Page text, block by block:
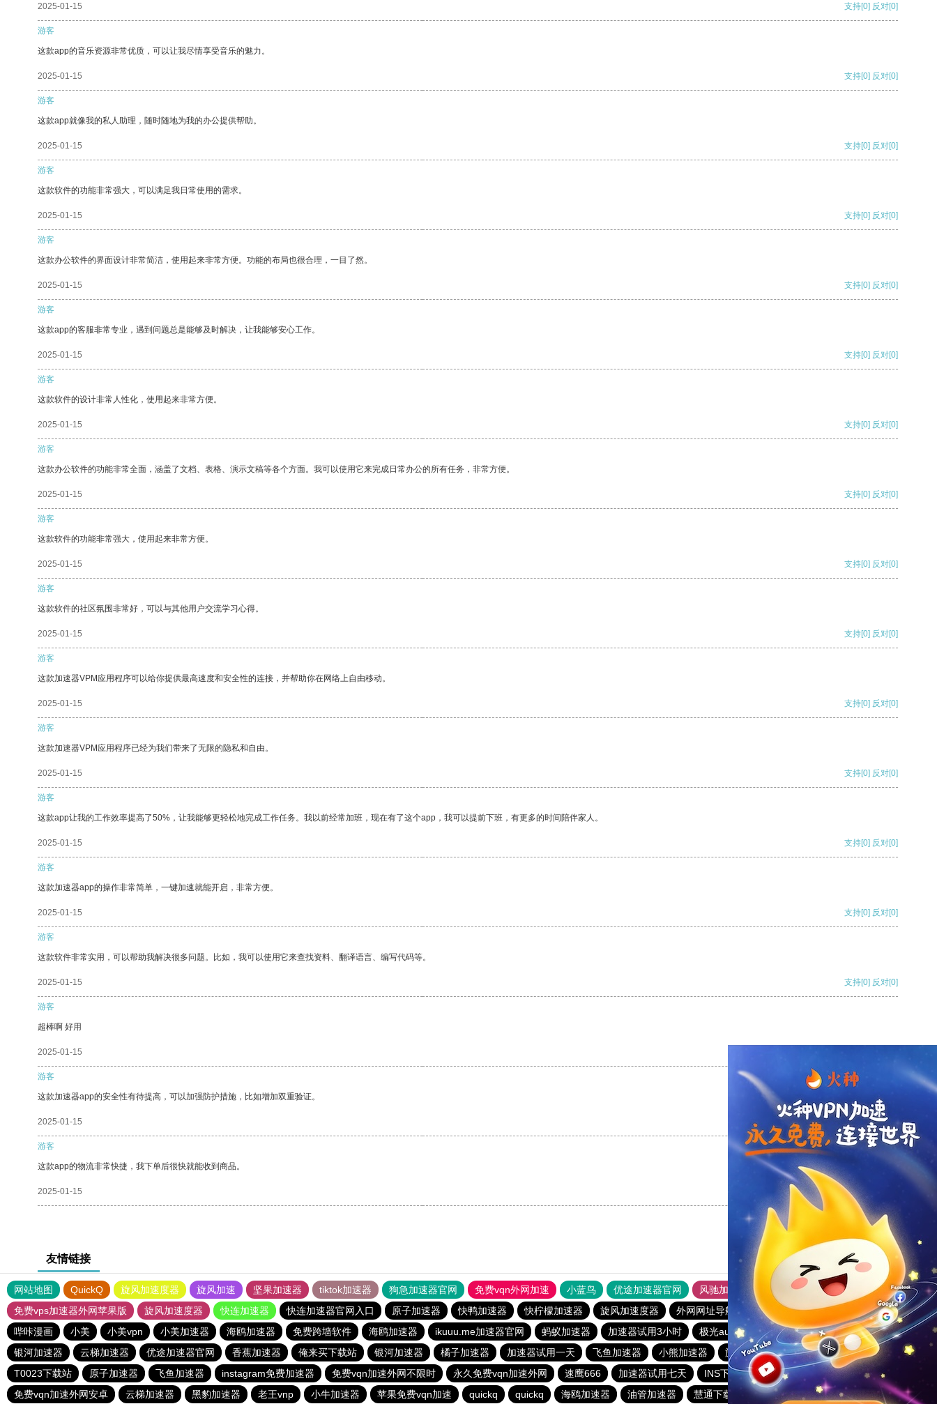
2025-01-15 支持[0] 反对[0]
游客
这款app的音乐资源非常优质，可以让我尽情享受音乐的魅力。
2025-01-15 支持[0] 反对[0]
游客
这款app就像我的私人助理，随时随地为我的办公提供帮助。
2025-01-15 支持[0] 反对[0]
游客
这款软件的功能非常强大，可以满足我日常使用的需求。
2025-01-15 支持[0] 反对[0]
游客
这款办公软件的界面设计非常简洁，使用起来非常方便。功能的布局也很合理，一目了然。
2025-01-15 支持[0] 反对[0]
游客
这款app的客服非常专业，遇到问题总是能够及时解决，让我能够安心工作。
2025-01-15 支持[0] 反对[0]
游客
这款软件的设计非常人性化，使用起来非常方便。
2025-01-15 支持[0] 反对[0]
游客
这款办公软件的功能非常全面，涵盖了文档、表格、演示文稿等各个方面。我可以使用它来完成日常办公的所有任务，非常方便。
2025-01-15 支持[0] 反对[0]
游客
这款软件的功能非常强大，使用起来非常方便。
2025-01-15 支持[0] 反对[0]
游客
这款软件的社区氛围非常好，可以与其他用户交流学习心得。
2025-01-15 支持[0] 反对[0]
游客
这款加速器VPM应用程序可以给你提供最高速度和安全性的连接，并帮助你在网络上自由移动。
2025-01-15 支持[0] 反对[0]
游客
这款加速器VPM应用程序已经为我们带来了无限的隐私和自由。
2025-01-15 支持[0] 反对[0]
游客
这款app让我的工作效率提高了50%，让我能够更轻松地完成工作任务。我以前经常加班，现在有了这个app，我可以提前下班，有更多的时间陪伴家人。
2025-01-15 支持[0] 反对[0]
游客
这款加速器app的操作非常简单，一键加速就能开启，非常方便。
2025-01-15 支持[0] 反对[0]
游客
这款软件非常实用，可以帮助我解决很多问题。比如，我可以使用它来查找资料、翻译语言、编写代码等。
2025-01-15 支持[0] 反对[0]
游客
超棒啊 好用
2025-01-15
游客
这款加速器app的安全性有待提高，可以加强防护措施，比如增加双重验证。
2025-01-15 支持 [0] 反对 [0]
游客
这款app的物流非常快捷，我下单后很快就能收到商品。
2025-01-15 支持
友情链接
网站地图 QuickQ 旋风加速度器 旋风加速 坚果加速器 tiktok加速器 狗急加速器官网 免费vqn外网加速 小蓝鸟 优途加速器官网 风驰加速器
旋风加速器
免费vps加速器外网苹果版
旋风加速度器 快连加速器 快连加速器官网入口 原子加速器 快鸭加速器 快柠檬加速器 旋风加速度器 外网网址导航 软件中心 雷霆加速
狂飙加速器
哔咔漫画
小美 小美vpn 小美加速器 海鸥加速器 免费跨墙软件 海鸥加速器 ikuuu.me加速器官网 蚂蚁加速器 加速器试用3小时 极光aurora加速器 云梯加速器
银河加速器
银河加速器
云梯加速器 优途加速器官网 香蕉加速器 俺来买下载站 银河加速器 橘子加速器 加速器试用一天 飞鱼加速器 小熊加速器 旋风加速度器
白鲸加速器
T0023下载站
原子加速器 飞鱼加速器 instagram免费加速器 免费vqn加速外网不限时 永久免费vqn加速外网 速鹰666 加速器试用七天 INS下载站
闪电猫加速器
免费vqn加速外网安卓
云梯加速器 黑豹加速器 老王vnp 小牛加速器 苹果免费vqn加速 quickq quickq 海鸥加速器 油管加速器 慧通下载站 白鲸加速器 hammer加速器